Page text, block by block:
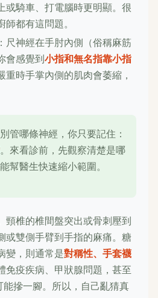
或騎車、打電腦時更明顯。很
都有這問題。
：尺神經在手肘內側（俗稱麻筋
會感覺到小指和無名指靠小指
重時手掌內側的肌肉會萎縮，
管哪條神經，你只要記住：
。來看診前，先觀察清楚是哪
幫醫生快速縮小範圍。
頸椎的椎間盤突出或骨刺壓到
或雙側手臂到手指的麻痛。糖
變，則通常是對稱性、手套襪
免疫疾病、甲狀腺問題，甚至
摻一腳。所以，自己亂猜真